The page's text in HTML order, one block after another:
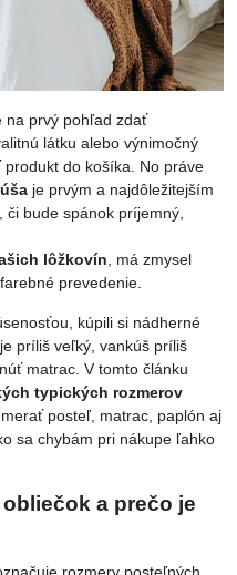
na prvý pohľad zdať
látku alebo výnimočný
do košíka. No práve
je prvým a najdôležitejším
bude spánok príjemný,
lôžkovín , má zmysel
prevedenie.
kúpili si nádherné
príliš veľký, vankúš príliš
matrac. V tomto článku
typických rozmerov
posteľ, matrac, paplón aj
sa chybám pri nákupe ľahko
a prečo je